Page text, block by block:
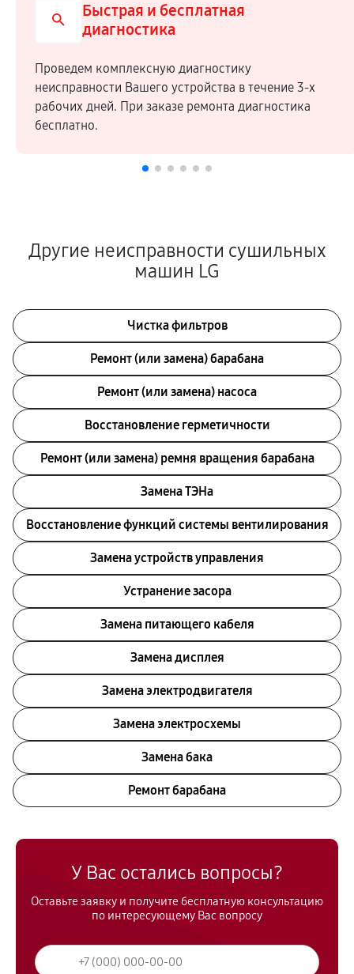
Быстрая и бесплатная
диагностика
Проведем комплексную диагностику
неисправности Вашего устройства в течение 3-х
рабочих дней. При заказе ремонта диагностика
бесплатно.
Другие неисправности сушильных
машин LG
Чистка фильтров
Ремонт (или замена) барабана
Ремонт (или замена) насоса
Восстановление герметичности
Ремонт (или замена) ремня вращения барабана
Замена ТЭНа
Восстановление функций системы вентилирования
Замена устройств управления
Устранение засора
Замена питающего кабеля
Замена дисплея
Замена электродвигателя
Замена электросхемы
Замена бака
Ремонт барабана
У Вас остались вопросы?
Оставьте заявку и получите бесплатную консультацию
по интересующему Вас вопросу